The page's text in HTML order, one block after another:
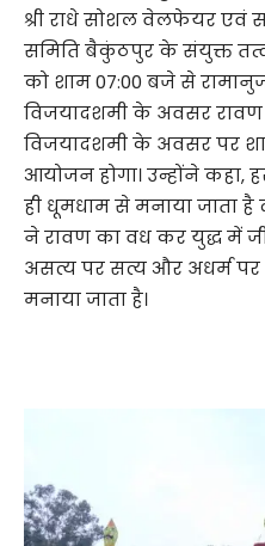
श्री राधे सोशल वेलफेयर एवं
समिति बैकुंठपुर के संयुक्त
को शाम 07:00 बजे से
विजयादशमी के अवसर रावण
विजयादशमी के अवसर पर
आयोजन होगा। उन्होंने कहा,
ही धूमधाम से मनाया जाता है
ने रावण का वध कर युद्ध में
असत्य पर सत्य और अधर्म
मनाया जाता है।